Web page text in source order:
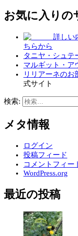
お気に入りの
ちらから
タニヤ・シュテ
マルギット・ア
リリアーネのお
式サイト
検索:
メタ情報
ログイン
投稿フィード
コメントフィー
WordPress.org
最近の投稿